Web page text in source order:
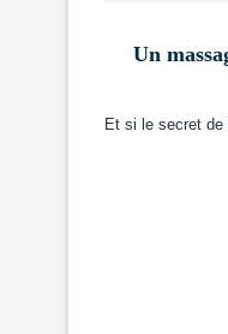
Un
Et si le secret de